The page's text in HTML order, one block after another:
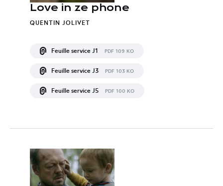
Love in ze phone
QUENTIN JOLIVET
Feuille service J1 PDF 109 KO
Feuille service J3 PDF 103 KO
Feuille service J5 PDF 100 KO